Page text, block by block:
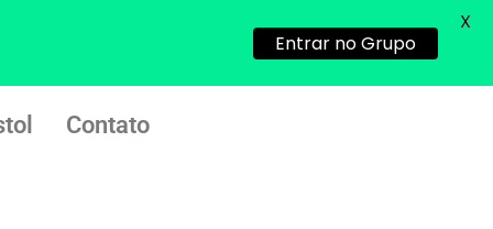
Contato
Entrar no Grupo
X
(1999997****
em http://www.proaborto.com)